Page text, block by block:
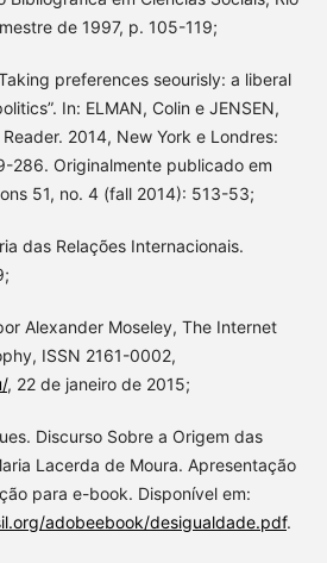
de 1997, p. 105-119;
preferences seourisly: a liberal
In: ELMAN, Colin e JENSEN,
2014, New York e Londres:
286. Originalmente publicado em
51, no. 4 (fall 2014): 513-53;
das Relações Internacionais.
Alexander Moseley, The Internet
ISSN 2161-0002,
, 22 de janeiro de 2015;
Discurso Sobre a Origem das
Lacerda de Moura. Apresentação
para e-book. Disponível em:
adobeebook/desigualdade.pdf.